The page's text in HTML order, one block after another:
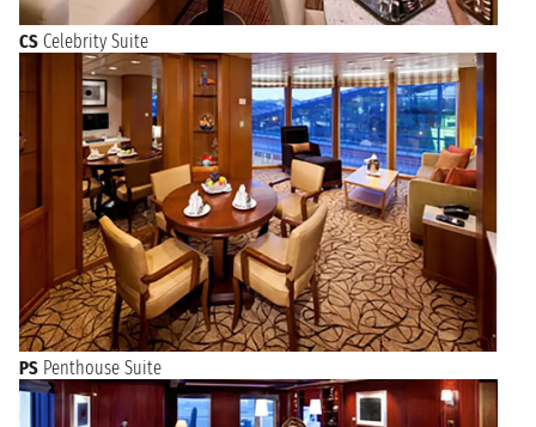
CS Celebrity Suite
PS Penthouse Suite